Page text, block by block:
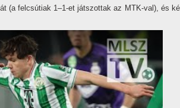
(a felcsútiak 1–1-et játszottak az MTK-val), és